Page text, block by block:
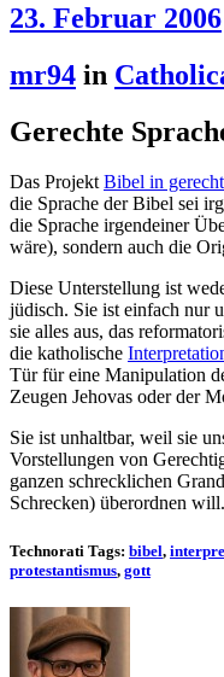
23. Februar 2006
mr94 in
Gerechte
Das ProjektBibel in
die Sprache der Bibel sei
die Sprache irgendeiner
wäre), sondern auch die
Diese Unterstellung ist
jüdisch. Sie ist einfach nur
sie alles aus, das
die katholische
Tür für eine Manipulation
Zeugen Jehovas oder der
Sie ist unhaltbar, weil sie
Vorstellungen von
ganzen schrecklichen
Schrecken) überordnen
Technorati Tags: bibel,
protestantismus, gott